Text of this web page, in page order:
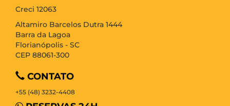
Creci 12063
Altamiro Barcelos Dutra 1444
Barra da Lagoa
Florianópolis - SC
CEP 88061-300
CONTATO
+55 (48) 3232-4408